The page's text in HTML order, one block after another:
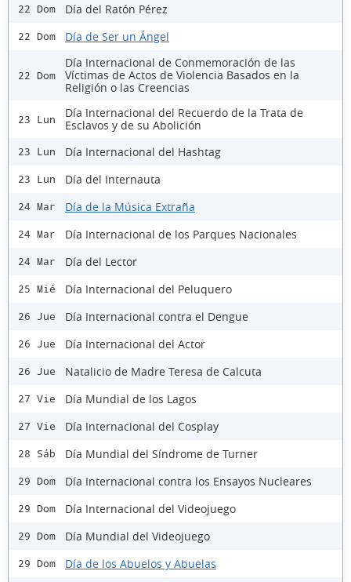
22 Dom Día del Ratón Pérez
22 Dom Día de Ser un Ángel
22 Dom
Día Internacional de Conmemoración de las
Víctimas de Actos de Violencia Basados en la
Religión o las Creencias
23 Lun
Día Internacional del Recuerdo de la Trata de
Esclavos y de su Abolición
23 Lun Día Internacional del Hashtag
23 Lun Día del Internauta
24 Mar Día de la Música Extraña
24 Mar Día Internacional de los Parques Nacionales
24 Mar Día del Lector
25 Mié Día Internacional del Peluquero
26 Jue Día Internacional contra el Dengue
26 Jue Día Internacional del Actor
26 Jue Natalicio de Madre Teresa de Calcuta
27 Vie Día Mundial de los Lagos
27 Vie Día Internacional del Cosplay
28 Sáb Día Mundial del Síndrome de Turner
29 Dom Día Internacional contra los Ensayos Nucleares
29 Dom Día Internacional del Videojuego
29 Dom Día Mundial del Videojuego
29 Dom Día de los Abuelos y Abuelas